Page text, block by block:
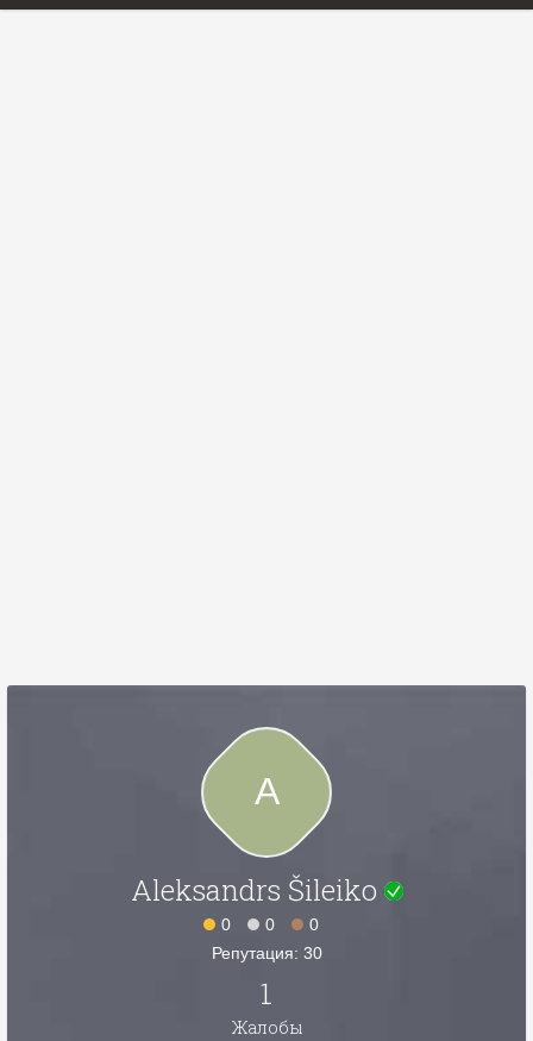
A
Aleksandrs Šileiko
0 0
0
Репутация: 30
1
Жалобы